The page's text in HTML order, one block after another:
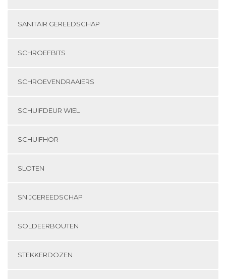
SANITAIR GEREEDSCHAP
SCHROEFBITS
SCHROEVENDRAAIERS
SCHUIFDEUR WIEL
SCHUIFHOR
SLOTEN
SNIJGEREEDSCHAP
SOLDEERBOUTEN
STEKKERDOZEN